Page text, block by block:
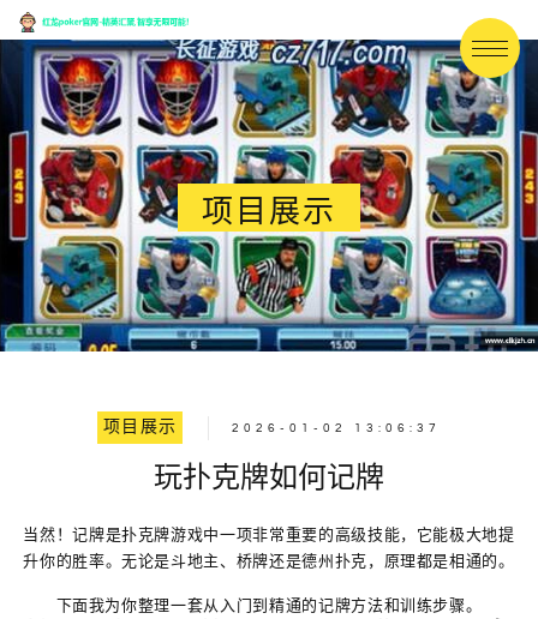
项目展示
项目展示 2026-01-02 13:06:37
玩扑克牌如何记牌
当然！记牌是扑克牌游戏中一项非常重要的高级技能，它能极大地提
升你的胜率。无论是斗地主、桥牌还是德州扑克，原理都是相通的。
下面我为你整理一套从入门到精通的记牌方法和训练步骤。